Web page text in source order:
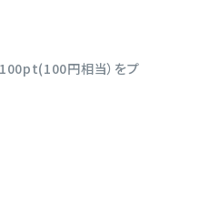
100pt(100円相当）をプ